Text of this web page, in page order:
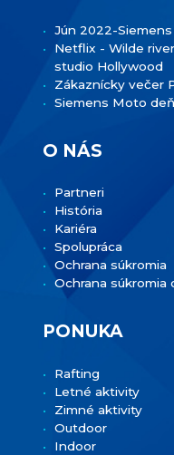
Jún 2022-Siemens
Netflix - Wilde
studio Hollywood
Zákaznícky večer
Siemens Moto deň
O NÁS
Partneri
História
Kariéra
Spolupráca
Ochrana súkromia
Ochrana
PONUKA
Rafting
Letné aktivity
Zimné aktivity
Outdoor
Indoor